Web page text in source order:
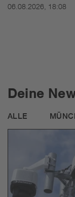
06.08.2026, 18:08
Deine
ALLE